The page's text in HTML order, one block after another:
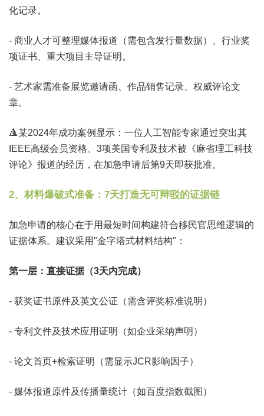
化记录。
- 商业人才可整理媒体报道（需包含发行量数据）、行业奖
项证书、重大项目主导证明。
- 艺术家需准备展览邀请函、作品销售记录、权威评论文
章。
🔺某2024年成功案例显示：一位人工智能专家通过突出其
IEEE高级会员资格、3项美国专利及技术被《麻省理工科技
评论》报道的经历，在加急申请后第9天即获批准。
2、材料爆破式准备：7天打造无可辩驳的证据链
加急申请的核心在于用最短时间构建符合移民官思维逻辑的
证据体系。建议采用"金字塔式材料结构"：
第一层：直接证据（3天内完成）
- 获奖证书原件及英文公证（需含评奖标准说明）
- 专利文件及技术应用证明（如企业采纳声明）
- 论文首页+检索证明（需显示JCR影响因子）
- 媒体报道原件及传播量统计（如百度指数截图）